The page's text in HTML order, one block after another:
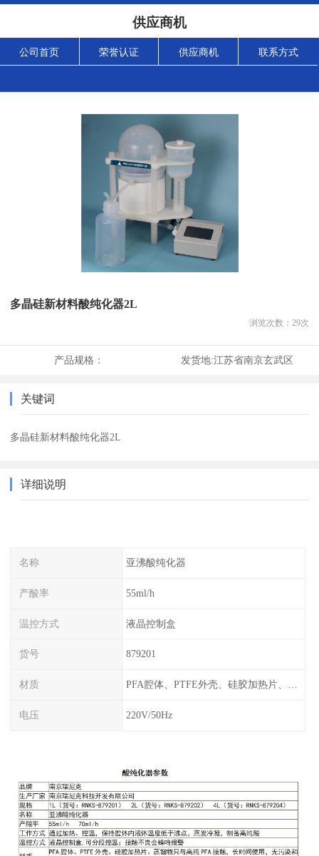
供应商机
公司首页 荣誉认证 供应商机 联系方式
多晶硅新材料酸纯化器2L
浏览次数： 29次
产品规格： 发货地:江苏省南京玄武区
关键词
多晶硅新材料酸纯化器2L
详细说明
名称 亚沸酸纯化器
产酸率 55ml/h
温控方式 液晶控制盒
货号 879201
材质 PFA腔体、PTFE外壳、硅胶加热片、塑料框架
电压 220V/50Hz